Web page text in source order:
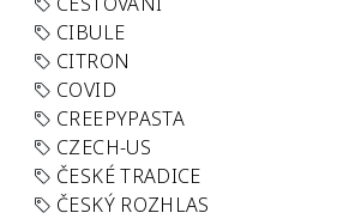
CIBULE
CITRON
COVID
CREEPYPASTA
CZECH-US
ČESKÉ TRADICE
ČESKÝ ROZHLAS